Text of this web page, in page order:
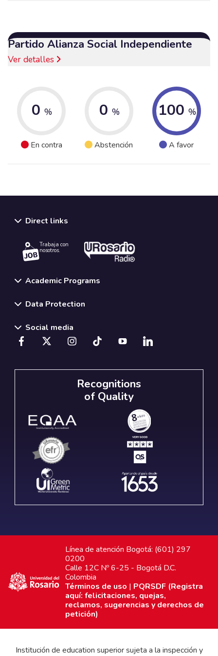
Partido Alianza Social Independiente
Ver detalles
0 %
En contra
0 %
Abstención
100 %
A favor
Direct links
Trabaja con
nosotros.
Academic Programs
Data Protection
Social media
Recognitions
of Quality
Línea de atención Bogotá: (601) 297
0200
Calle 12C Nº 6-25 - Bogotá D.C.
Colombia
Términos de uso | PQRSDF (Registra
aquí: felicitaciones, quejas,
reclamos, sugerencias y derechos de
petición)
Institución de education superior sujeta a la inspección y